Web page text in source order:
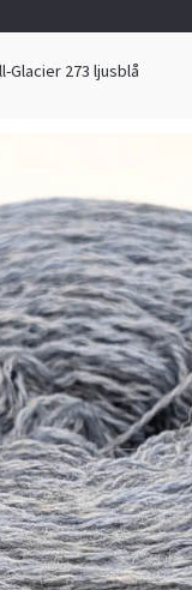
Glacier 273 ljusblå